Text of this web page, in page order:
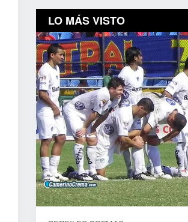
LO MÁS VISTO